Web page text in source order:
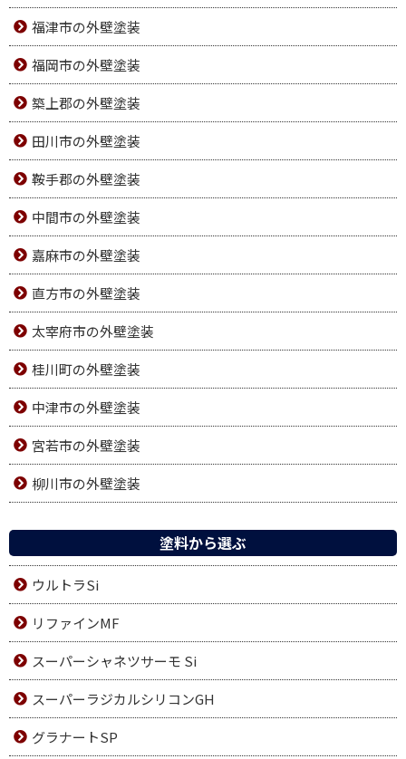
福津市の外壁塗装
福岡市の外壁塗装
築上郡の外壁塗装
田川市の外壁塗装
鞍手郡の外壁塗装
中間市の外壁塗装
嘉麻市の外壁塗装
直方市の外壁塗装
太宰府市の外壁塗装
桂川町の外壁塗装
中津市の外壁塗装
宮若市の外壁塗装
柳川市の外壁塗装
塗料から選ぶ
ウルトラSi
リファインMF
スーパーシャネツサーモ Si
スーパーラジカルシリコンGH
グラナートSP